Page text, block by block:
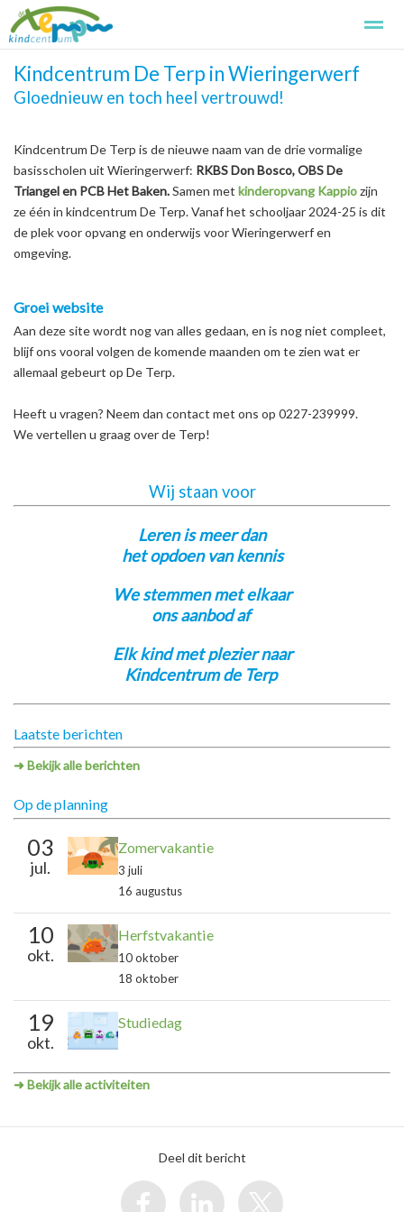
Kindcentrum de Terp Kennismaken Aanmelden
Home Foto's Pagina's
Kindcentrum De Terp in Wieringerwerf
Gloednieuw en toch heel vertrouwd!
Kindcentrum De Terp is de nieuwe naam van de drie vormalige
basisscholen uit Wieringerwerf: RKBS Don Bosco, OBS De
Triangel en PCB Het Baken.Samen met kinderopvang Kappiozijn
ze één in kindcentrum De Terp. Vanaf het schooljaar 2024-25 is dit
de plek voor opvang en onderwijs voor Wieringerwerf en
omgeving.
Groei website
Aan deze site wordt nog van alles gedaan, en is nog niet compleet,
blijf ons vooral volgen de komende maanden om te zien wat er
allemaal gebeurt op De Terp.
Heeft u vragen? Neem dan contact met ons op 0227-239999.
We vertellen u graag over de Terp!
Wij staan voor
Leren is meer dan
het opdoen van kennis
We stemmen met elkaar
ons aanbod af
Elk kind met plezier naar
Kindcentrum de Terp
Laatste berichten
➜ Bekijk alle berichten
Op de planning
03
jul.
Zomervakantie
3 juli
16 augustus
10
okt.
Herfstvakantie
10 oktober
18 oktober
19
okt.
Studiedag
➜ Bekijk alle activiteiten
Deel dit bericht